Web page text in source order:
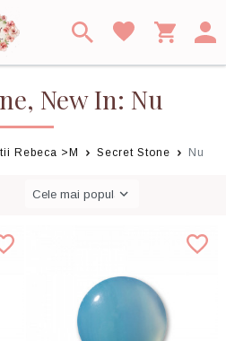
New In: Nu
Rebeca >M Secret Stone Nu